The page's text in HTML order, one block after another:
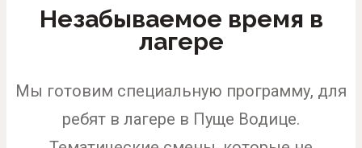
Незабываемое время в
лагере
Мы готовим специальную программу, для
ребят в лагере в Пуще Водице.